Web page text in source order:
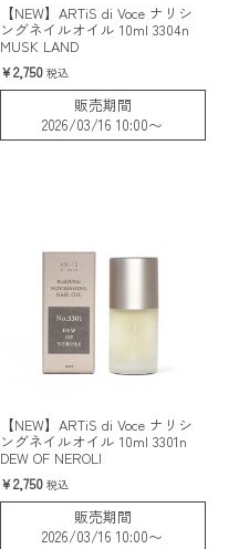
【NEW】ARTiS di Voce ナリシ
ングネイルオイル 10ml 3304n
MUSK LAND
2,750 税込
販売期間
2026/03/16 10:00〜
【NEW】ARTiS di Voce ナリシ
ングネイルオイル 10ml 3301n
DEW OF NEROLI
2,750 税込
販売期間
2026/03/16 10:00〜